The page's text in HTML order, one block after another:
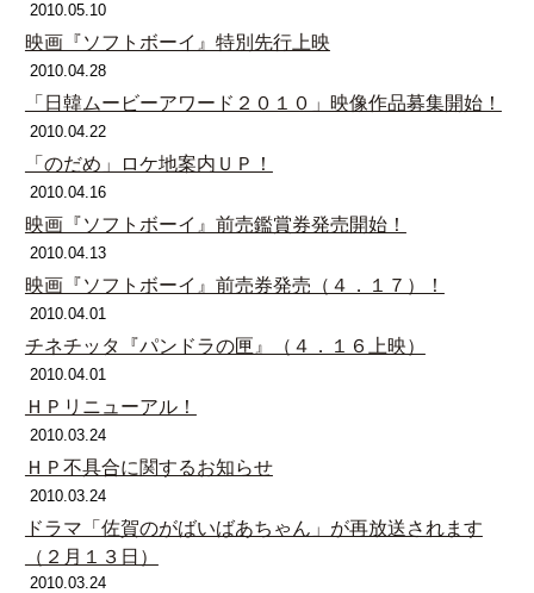
2010.05.10
映画『ソフトボーイ』特別先行上映
2010.04.28
「日韓ムービーアワード２０１０」映像作品募集開始！
2010.04.22
「のだめ」ロケ地案内ＵＰ！
2010.04.16
映画『ソフトボーイ』前売鑑賞券発売開始！
2010.04.13
映画『ソフトボーイ』前売券発売（４．１７）！
2010.04.01
チネチッタ『パンドラの匣』（４．１６上映）
2010.04.01
ＨＰリニューアル！
2010.03.24
ＨＰ不具合に関するお知らせ
2010.03.24
ドラマ「佐賀のがばいばあちゃん」が再放送されます
（２月１３日）
2010.03.24